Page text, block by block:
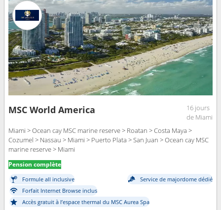
MSC World America
16 jours
de Miami
Miami > Ocean cay MSC marine reserve > Roatan > Costa Maya >
Cozumel > Nassau > Miami > Puerto Plata > San Juan > Ocean cay MSC
marine reserve > Miami
Pension complète
Formule all inclusive
Service de majordome dédié
Forfait Internet Browse inclus
Accès gratuit à l’espace thermal du MSC Aurea Spa